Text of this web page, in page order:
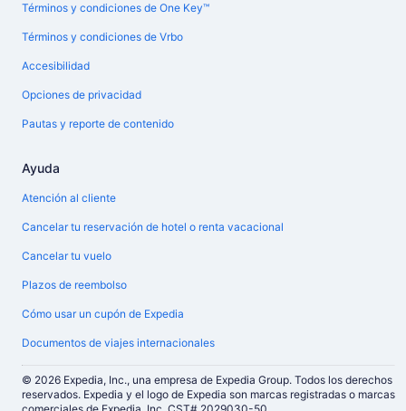
Términos y condiciones de One Key™
Términos y condiciones de Vrbo
Accesibilidad
Opciones de privacidad
Pautas y reporte de contenido
Ayuda
Atención al cliente
Cancelar tu reservación de hotel o renta vacacional
Cancelar tu vuelo
Plazos de reembolso
Cómo usar un cupón de Expedia
Documentos de viajes internacionales
© 2026 Expedia, Inc., una empresa de Expedia Group. Todos los derechos
reservados. Expedia y el logo de Expedia son marcas registradas o marcas